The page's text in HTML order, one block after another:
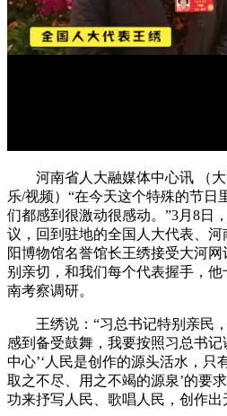
河南省人大融媒体中心讯 （大
乐/视频）“在今天这个特殊的节日
们都感到很激动很感动。”3月8日
议，回到驻地的全国人大代表、
阳博物馆名誉馆长王绣接受大河
别亲切，和我们每个代表握手，
南考察调研。
王绣说：“习总书记特别亲民，
感到备受鼓舞，我要按照习总书记
中心’‘人民是创作的源头活水，只
取之不尽、用之不竭的源泉’的要
功来抒写人民、歌唱人民，创作